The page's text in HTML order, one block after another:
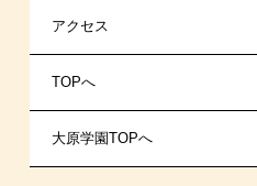
東京経営大学 学士取得コース
提携教育ローン
新聞奨学生
試験による特待生制度
指定校推薦入学
指定校自己推薦入学
特別推薦入学
夢を叶えた先輩たち
施設・研修所
学生寮・マンションのご案内
お知らせ・新着情報
在校生へのお知らせ
各種証明書の発行ご希望の方
アクセス
TOPへ
大原学園TOPへ